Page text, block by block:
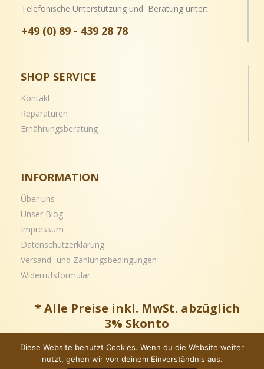
Telefonische Unterstützung und Beratung unter:
+49 (0) 89 - 439 28 78
SHOP SERVICE
Kontakt
Reparaturen
Ernährungsberatung
INFORMATION
Über uns
Unser Blog
Impressum
Datenschutzerklärung
Versand- und Zahlungsbedingungen
Widerrufsformular
* Alle Preise inkl. MwSt. abzüglich
3% Skonto
Diese Website benutzt Cookies. Wenn du die Website weiter
nutzt, gehen wir von deinem Einverständnis aus.